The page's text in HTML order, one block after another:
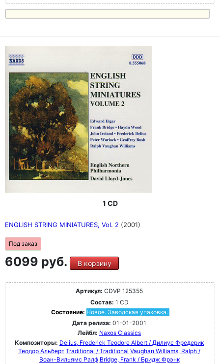
1 CD
ENGLISH STRING MINIATURES, Vol. 2 (2001)
Под заказ
6099 руб. В корзину
Артикул: CDVP 125355
Состав: 1 CD
Состояние: Новое. Заводская упаковка.
Дата релиза: 01-01-2001
Лейбл: Naxos Classics
Композиторы: Delius, Frederick Teodore Albert / Дилиус Фредерик
Теодор Альберт Traditional / Traditional Vaughan Williams, Ralph /
Воан-Вильямс Ралф Bridge, Frank / Бридж Фрэнк